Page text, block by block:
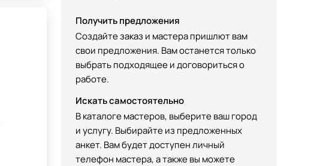
Получить предложения
Создайте заказ и мастера пришлют вам
свои предложения. Вам останется только
выбрать подходящее и договориться о
работе.
Искать самостоятельно
В каталоге мастеров, выберите ваш город
и услугу. Выбирайте из предложенных
анкет. Вам будет доступен личный
телефон мастера, а также вы можете